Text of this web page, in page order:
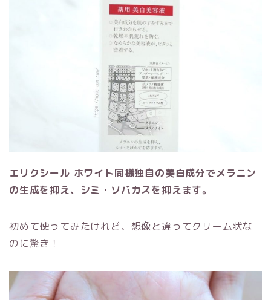
エリクシール ホワイト同様独自の美白成分でメラニン
の生成を抑え、シミ・ソバカスを抑えます。
初めて使ってみたけれど、想像と違ってクリーム状な
のに驚き！